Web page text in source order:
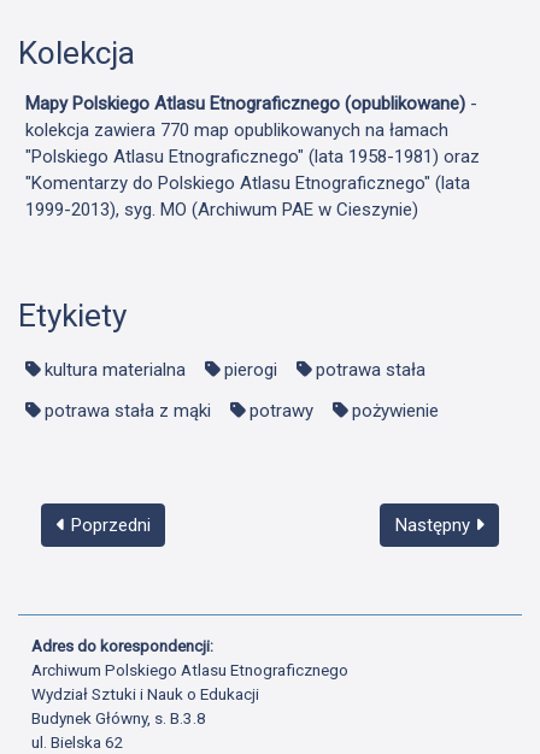
Kolekcja
Mapy Polskiego Atlasu Etnograficznego (opublikowane) -
kolekcja zawiera 770 map opublikowanych na łamach
"Polskiego Atlasu Etnograficznego" (lata 1958-1981) oraz
"Komentarzy do Polskiego Atlasu Etnograficznego" (lata
1999-2013), syg. MO (Archiwum PAE w Cieszynie)
Etykiety
kultura materialna pierogi
potrawa stała
potrawa stała z mąki
potrawy pożywienie
Poprzedni Następny
Adres do korespondencji:
Archiwum Polskiego Atlasu Etnograficznego
Wydział Sztuki i Nauk o Edukacji
Budynek Główny, s. B.3.8
ul. Bielska 62